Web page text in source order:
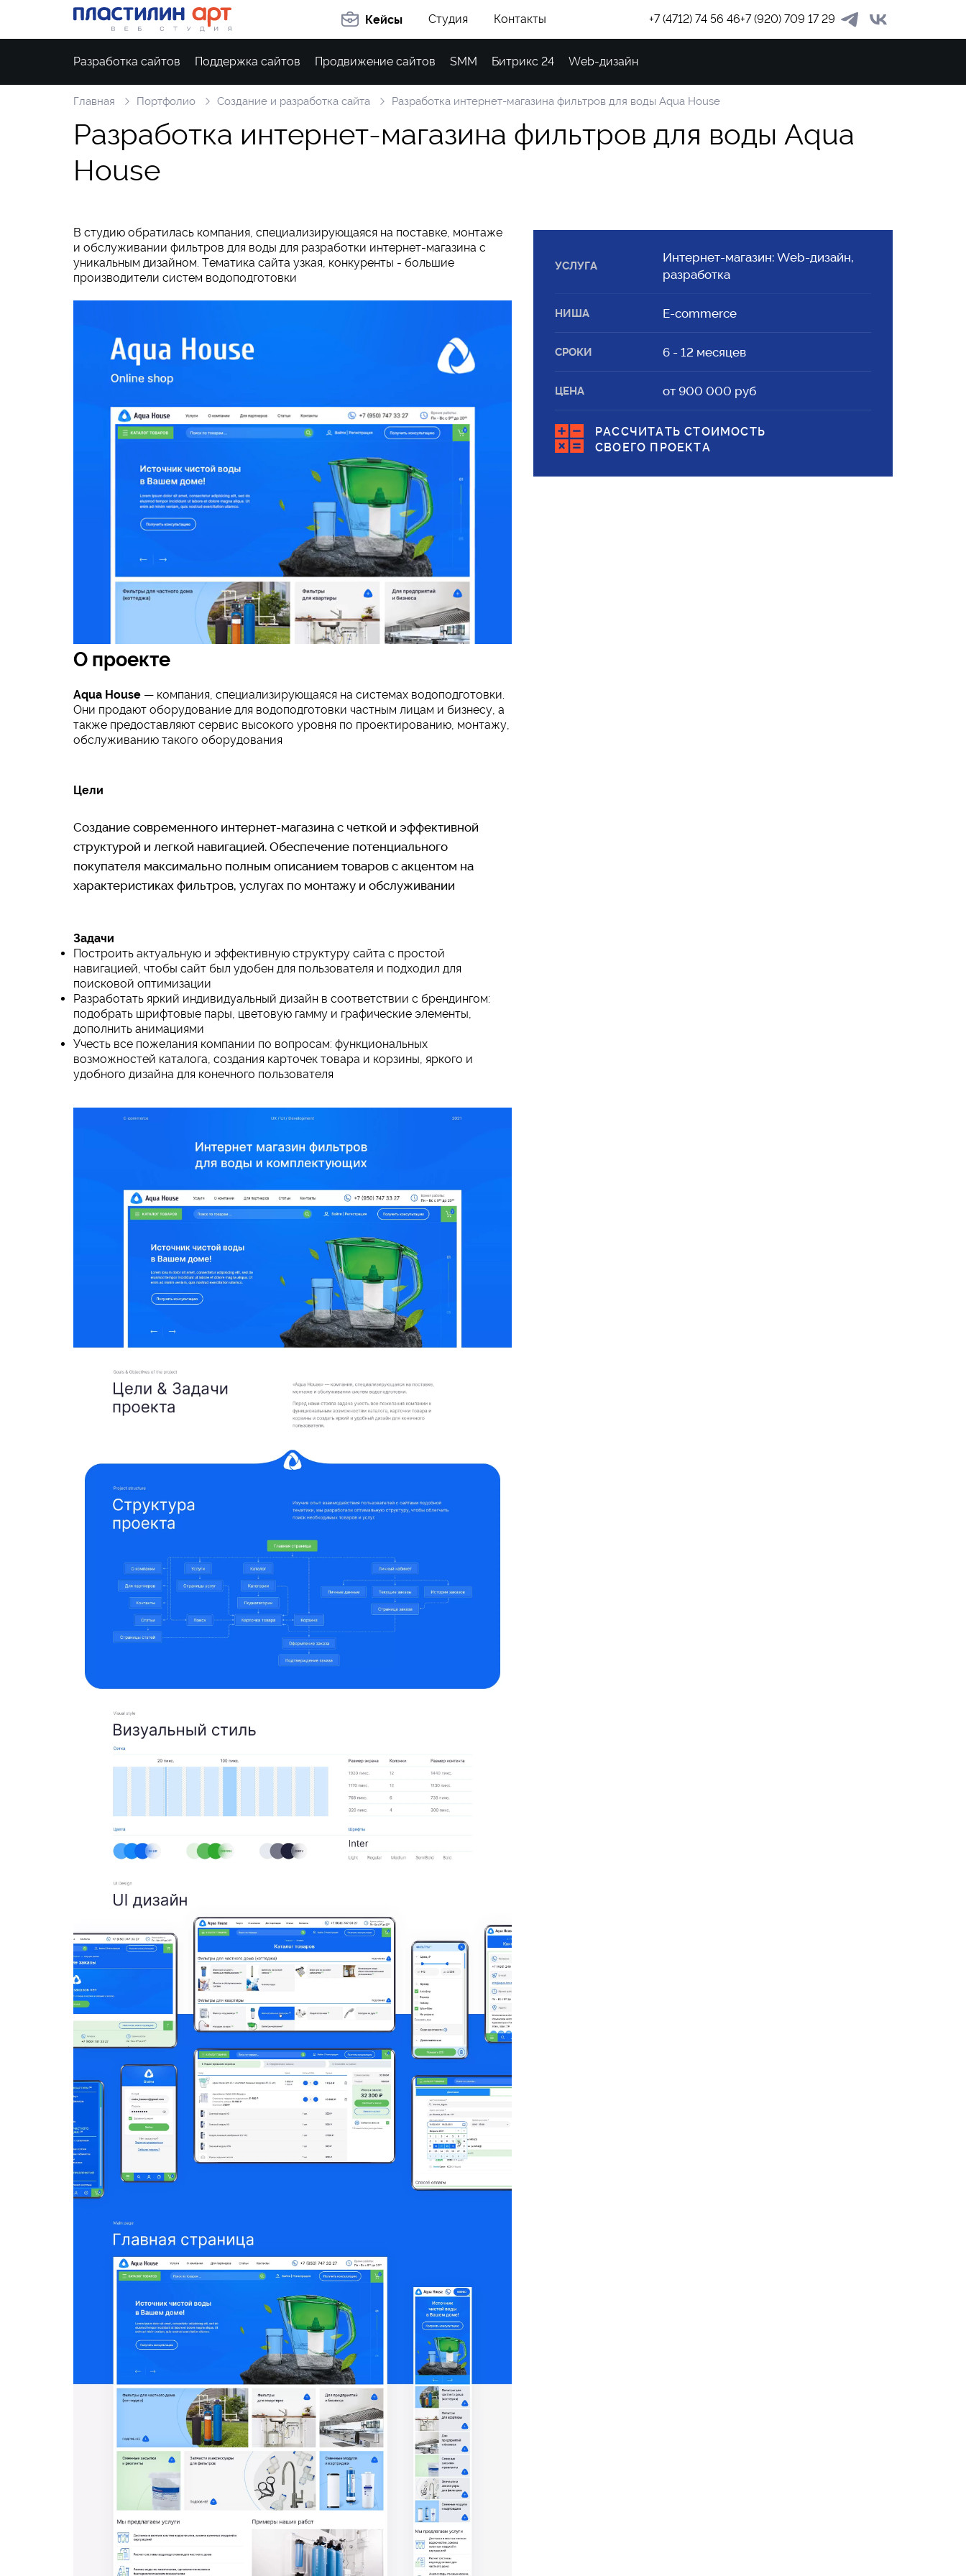
Кейсы Студия Контакты +7 (4712) 74 56 46+7 (920) 709 17 29
Разработка сайтов Поддержка сайтов Продвижение сайтов SMM Битрикс 24 Web-дизайн
Главная Портфолио Создание и разработка сайта Разработка интернет-магазина фильтров для воды Aqua House
Разработка интернет-магазина фильтров для воды Aqua
House
В студию обратилась компания, специализирующаяся на поставке, монтаже
и обслуживании фильтров для воды для разработки интернет-магазина с
уникальным дизайном. Тематика сайта узкая, конкуренты - большие
производители систем водоподготовки
О проекте
Aqua House — компания, специализирующаяся на системах водоподготовки.
Они продают оборудование для водоподготовки частным лицам и бизнесу, а
также предоставляют сервис высокого уровня по проектированию, монтажу,
обслуживанию такого оборудования
Цели
Создание современного интернет-магазина с четкой и эффективной
структурой и легкой навигацией. Обеспечение потенциального
покупателя максимально полным описанием товаров с акцентом на
характеристиках фильтров, услугах по монтажу и обслуживании
Задачи
Построить актуальную и эффективную структуру сайта с простой
навигацией, чтобы сайт был удобен для пользователя и подходил для
поисковой оптимизации
Разработать яркий индивидуальный дизайн в соответствии с брендингом:
подобрать шрифтовые пары, цветовую гамму и графические элементы,
дополнить анимациями
Учесть все пожелания компании по вопросам: функциональных
возможностей каталога, создания карточек товара и корзины, яркого и
удобного дизайна для конечного пользователя
УСЛУГА
Интернет-магазин: Web-дизайн,
разработка
НИША E-commerce
СРОКИ 6 - 12 месяцев
ЦЕНА от 900 000 руб
РАССЧИТАТЬ СТОИМОСТЬ
СВОЕГО ПРОЕКТА